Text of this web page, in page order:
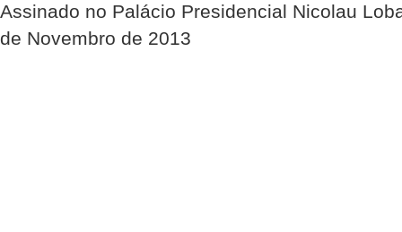
Assinado no Palácio Presidencial Nicolau
de Novembro de 2013